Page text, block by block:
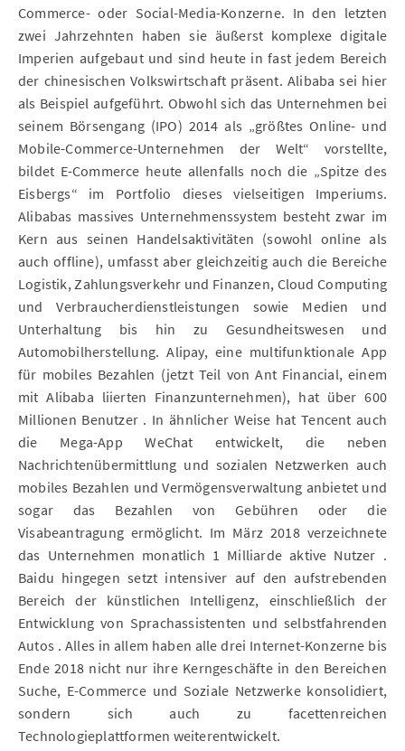
Commerce- oder Social-Media-Konzerne. In den letzten
zwei Jahrzehnten haben sie äußerst komplexe digitale
Imperien aufgebaut und sind heute in fast jedem Bereich
der chinesischen Volkswirtschaft präsent. Alibaba sei hier
als Beispiel aufgeführt. Obwohl sich das Unternehmen bei
seinem Börsengang (IPO) 2014 als „größtes Online- und
Mobile-Commerce-Unternehmen der Welt“ vorstellte,
bildet E-Commerce heute allenfalls noch die „Spitze des
Eisbergs“ im Portfolio dieses vielseitigen Imperiums.
Alibabas massives Unternehmenssystem besteht zwar im
Kern aus seinen Handelsaktivitäten (sowohl online als
auch offline), umfasst aber gleichzeitig auch die Bereiche
Logistik, Zahlungsverkehr und Finanzen, Cloud Computing
und Verbraucherdienstleistungen sowie Medien und
Unterhaltung bis hin zu Gesundheitswesen und
Automobilherstellung. Alipay, eine multifunktionale App
für mobiles Bezahlen (jetzt Teil von Ant Financial, einem
mit Alibaba liierten Finanzunternehmen), hat über 600
Millionen Benutzer . In ähnlicher Weise hat Tencent auch
die Mega-App WeChat entwickelt, die neben
Nachrichtenübermittlung und sozialen Netzwerken auch
mobiles Bezahlen und Vermögensverwaltung anbietet und
sogar das Bezahlen von Gebühren oder die
Visabeantragung ermöglicht. Im März 2018 verzeichnete
das Unternehmen monatlich 1 Milliarde aktive Nutzer .
Baidu hingegen setzt intensiver auf den aufstrebenden
Bereich der künstlichen Intelligenz, einschließlich der
Entwicklung von Sprachassistenten und selbstfahrenden
Autos . Alles in allem haben alle drei Internet-Konzerne bis
Ende 2018 nicht nur ihre Kerngeschäfte in den Bereichen
Suche, E-Commerce und Soziale Netzwerke konsolidiert,
sondern sich auch zu facettenreichen
Technologieplattformen weiterentwickelt.